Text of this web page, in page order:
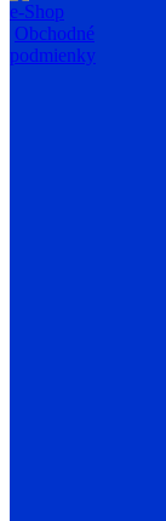
e-Shop
Obchodné
podmienky